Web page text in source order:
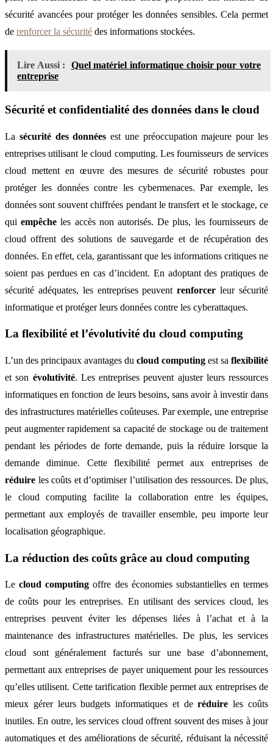
sécurité avancées pour protéger les données sensibles. Cela permet
de renforcer la sécurité des informations stockées.
Lire Aussi :
Quel matériel informatique choisir pour votre
entreprise
Sécurité et confidentialité des données dans le cloud
La sécurité des données est une préoccupation majeure pour les
entreprises utilisant le cloud computing. Les fournisseurs de services
cloud mettent en œuvre des mesures de sécurité robustes pour
protéger les données contre les cybermenaces. Par exemple, les
données sont souvent chiffrées pendant le transfert et le stockage, ce
quiempêche les accès non autorisés. De plus, les fournisseurs de
cloud offrent des solutions de sauvegarde et de récupération des
données. En effet, cela, garantissant que les informations critiques ne
soient pas perdues en cas d’incident. En adoptant des pratiques de
sécurité adéquates, les entreprises peuventrenforcer leur sécurité
informatique et protéger leurs données contre les cyberattaques.
La flexibilité et l’évolutivité du cloud computing
L’un des principaux avantages du cloud computing est sa flexibilité
et son évolutivité. Les entreprises peuvent ajuster leurs ressources
informatiques en fonction de leurs besoins, sans avoir à investir dans
des infrastructures matérielles coûteuses. Par exemple, une entreprise
peut augmenter rapidement sa capacité de stockage ou de traitement
pendant les périodes de forte demande, puis la réduire lorsque la
demande diminue. Cette flexibilité permet aux entreprises de
réduire les coûts et d’optimiser l’utilisation des ressources. De plus,
le cloud computing facilite la collaboration entre les équipes,
permettant aux employés de travailler ensemble, peu importe leur
localisation géographique.
La réduction des coûts grâce au cloud computing
Lecloud computing offre des économies substantielles en termes
de coûts pour les entreprises. En utilisant des services cloud, les
entreprises peuvent éviter les dépenses liées à l’achat et à la
maintenance des infrastructures matérielles. De plus, les services
cloud sont généralement facturés sur une base d’abonnement,
permettant aux entreprises de payer uniquement pour les ressources
qu’elles utilisent. Cette tarification flexible permet aux entreprises de
mieux gérer leurs budgets informatiques et deréduire les coûts
inutiles. En outre, les services cloud offrent souvent des mises à jour
automatiques et des améliorations de sécurité, réduisant la nécessité